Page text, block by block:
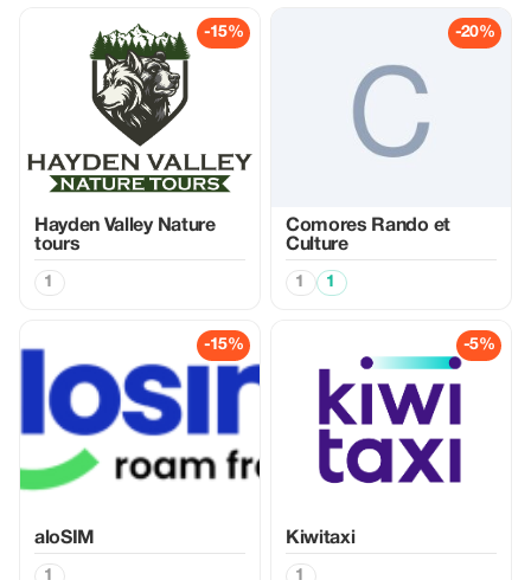
-15%
Hayden Valley Nature
tours
1
-20%
Comores Rando et
Culture
1 1
-15%
aloSIM
1
-5%
Kiwitaxi
1